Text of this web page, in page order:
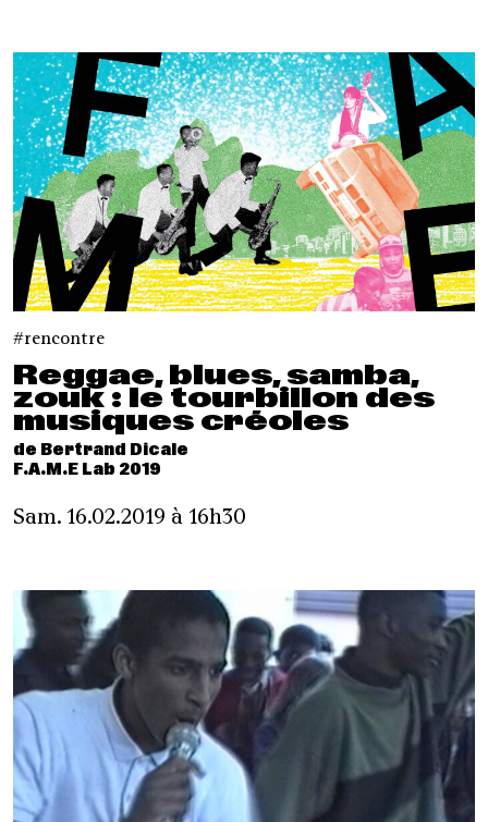
rencontre
Reggae, blues, samba,
zouk : le tourbillon des
musiques créoles
de Bertrand Dicale
F.A.M.E Lab 2019
Sam. 16.02.2019 à 16h30